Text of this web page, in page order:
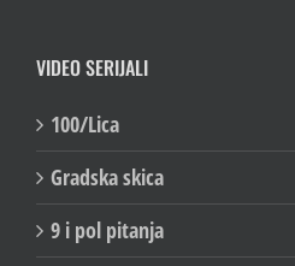
VIDEO SERIJALI
100/Lica
Gradska skica
9 i pol pitanja